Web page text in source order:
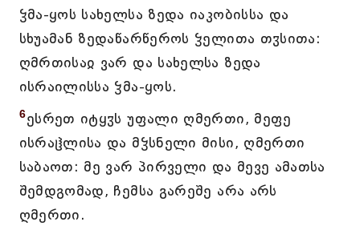
ჴმა-ყოს სახელსა ზედა იაკობისსა და
სხუამან ზედაწარწეროს ჴელითა თჳსითა:
ღმრთისაჲ ვარ და სახელსა ზედა
ისრაილისსა ჴმა-ყოს.
6ესრეთ იტყჳს უფალი ღმერთი, მეფე
ისრაჱლისა და მჴსნელი მისი, ღმერთი
საბაოთ: მე ვარ პირველი და მევე ამათსა
შემდგომად, ჩემსა გარეშე არა არს
ღმერთი.